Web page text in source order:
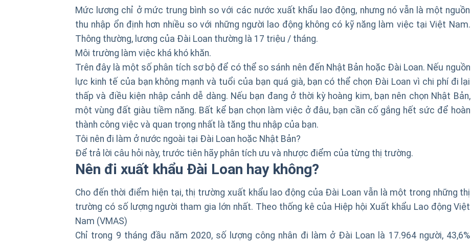
Mức lương chỉ ở mức trung bình so với các nước xuất khẩu lao động, nhưng nó vẫn là một nguồn
thu nhập ổn định hơn nhiều so với những người lao động không có kỹ năng làm việc tại Việt Nam.
Thông thường, lương của Đài Loan thường là 17 triệu / tháng.
Môi trường làm việc khá khó khăn.
Trên đây là một số phân tích sơ bộ để có thể so sánh nên đến Nhật Bản hoặc Đài Loan. Nếu nguồn
lực kinh tế của bạn không mạnh và tuổi của bạn quá già, bạn có thể chọn Đài Loan vì chi phí đi lại
thấp và điều kiện nhập cảnh dễ dàng. Nếu bạn đang ở thời kỳ hoàng kim, bạn nên chọn Nhật Bản,
một vùng đất giàu tiềm năng. Bất kể bạn chọn làm việc ở đâu, bạn cần cố gắng hết sức để hoàn
thành công việc và quan trọng nhất là tăng thu nhập của bạn.
Tôi nên đi làm ở nước ngoài tại Đài Loan hoặc Nhật Bản?
Để trả lời câu hỏi này, trước tiên hãy phân tích ưu và nhược điểm của từng thị trường.
Nên đi xuất khẩu Đài Loan hay không?
Cho đến thời điểm hiện tại, thị trường xuất khẩu lao động của Đài Loan vẫn là một trong những thị
trường có số lượng người tham gia lớn nhất. Theo thống kê của Hiệp hội Xuất khẩu Lao động Việt
Nam (VMAS)
Chỉ trong 9 tháng đầu năm 2020, số lượng công nhân đi làm ở Đài Loan là 17.964 người, 43,6%